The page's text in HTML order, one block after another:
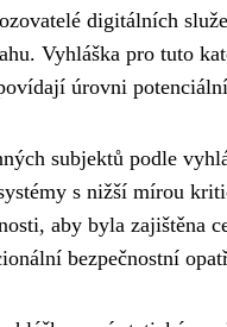
digitálních
Vyhláška pro tuto
úrovni
subjektů podle
s nižší mírou
aby byla zajištěna
bezpečnostní